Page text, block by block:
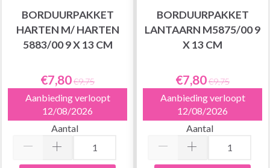
BORDUURPAKKET
HARTEN M/ HARTEN
5883/00 9 X 13 CM
€7,80€9,75
Aanbieding verloopt
12/08/2026
Aantal
BORDUURPAKKET
LANTAARN M5875/00 9
X 13 CM
€7,80€9,75
Aanbieding verloopt
12/08/2026
Aantal